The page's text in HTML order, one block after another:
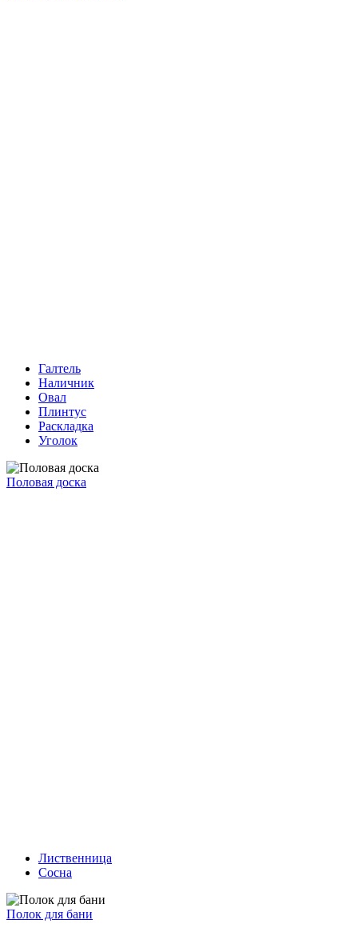
Галтель
Наличник
Овал
Плинтус
Раскладка
Уголок
Половая доска
Лиственница
Сосна
Полок для бани